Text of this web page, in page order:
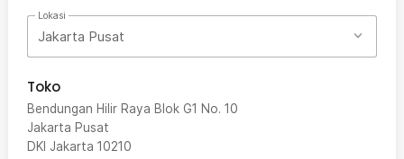
Lokasi
Jakarta Pusat
Toko
Bendungan Hilir Raya Blok G1 No. 10
Jakarta Pusat
DKI Jakarta 10210